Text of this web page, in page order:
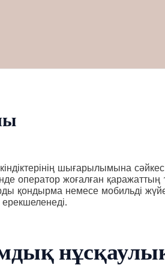
шығарылымына
оператор жоғалған
қондырма немесе мобильді